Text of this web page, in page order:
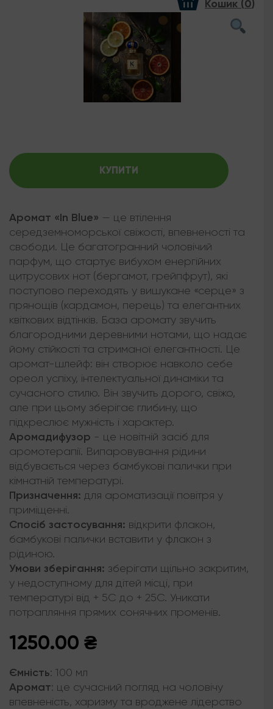
Кошик (0)
КУПИТИ
Аромат «In Blue» — це втілення
середземноморської свіжості, впевненості та
свободи. Це багатогранний чоловічий
парфум, що стартує вибухом енергійних
цитрусових нот (бергамот, грейпфрут), які
поступово переходять у вишукане «серце» з
прянощів (кардамон, перець) та елегантних
квіткових відтінків. База аромату звучить
благородними деревними нотами, що надає
йому стійкості та стриманої елегантності. Це
аромат-шлейф: він створює навколо себе
ореол успіху, інтелектуальної динаміки та
сучасного стилю. Він звучить дорого, свіжо,
але при цьому зберігає глибину, що
підкреслює мужність і характер.
Аромадифузор - це новітній засіб для
аромотерапії. Випаровування рідини
відбувається через бамбукові палички при
кімнатній температурі.
Призначення: для ароматизації повітря у
приміщенні.
Спосіб застосування: відкрити флакон,
бамбукові палички вставити у флакон з
рідиною.
Умови зберігання: зберігати щільно закритим,
у недоступному для дітей місці, при
температурі від + 5С до + 25С. Уникати
потрапляння прямих сонячних променів.
1250.00 ₴
Ємність: 100 мл
Аромат: це сучасний погляд на чоловічу
впевненість, харизму та вроджене лідерство